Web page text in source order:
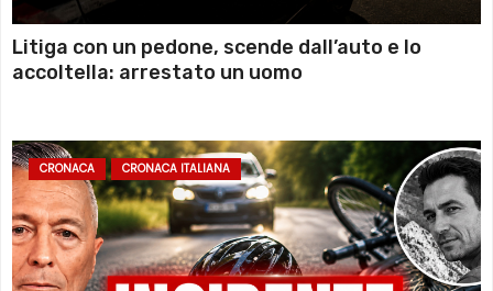
Litiga con un pedone, scende dall’auto e lo
accoltella: arrestato un uomo
CRONACA CRONACA ITALIANA